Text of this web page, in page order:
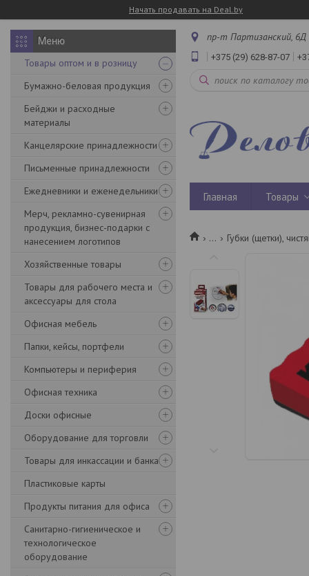
Начать продавать на Deal.by
Товары оптом и в розницу
Бумажно-беловая продукция
Бейджи и расходные
материалы
Канцелярские принадлежности
Письменные принадлежности
Ежедневники и еженедельники
Мерч, рекламно-сувенирная
продукция, бизнес-подарки с
нанесением логотипов
Хозяйственные товары
Товары для рабочего места и
аксессуары для стола
Офисная мебель
Папки, кейсы, портфели
Компьютеры и периферия
Офисная техника
Доски офисные
Оборудование для торговли
Товары для инкассации и банка
Пластиковые карты
Продукты питания для офиса
Санитарно-гигиеническое и
технологическое
оборудование
пр-т Партизанский, 6Д
+375 (29) 628-87-07
Главная Товары
... Губки (щетки),